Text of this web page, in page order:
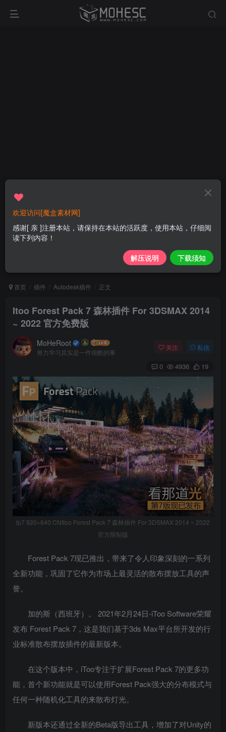
首页 插件 Autodesk插件 正文
Itoo Forest Pack 7 森林插件 For 3DSMAX 2014
~ 2022 官方免费版
MoHeRoot
努力学习其实是一件很酷的事
关注 私信
0 4936 19
fp7 920×640 CNItoo Forest Pack 7 森林插件 For 3DSMAX 2014 ~ 2022
官方限制版
Forest Pack 7现已推出，带来了令人印象深刻的一系列
全新功能，巩固了它作为市场上最灵活的散布摆放工具的声
誉。
加的斯（西班牙）。 2021年2月24日-iToo Software荣耀
发布 Forest Pack 7，这是我们基于3ds Max平台所开发的行
业标准散布摆放插件的最新版本。
在这个版本中，iToo专注于扩展Forest Pack 7的更多功
能，首个新功能就是可以使用Forest Pack强大的分布模式与
任何一种随机化工具的来散布灯光。
新版本还通过全新的Beta版导出工具，增加了对Unity的
欢迎访问[魔盒素材网]
感谢[ 亲 ]注册本站，请保持在本站的活跃度，使用本站，仔细阅
读下列内容！
解压说明 下载须知